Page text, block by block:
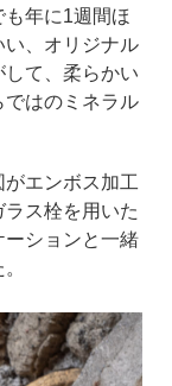
年に1週間ほ
い、オリジナル
て、柔らかい
はのミネラル
エンボス加工
ス栓を用いた
ションと一緒